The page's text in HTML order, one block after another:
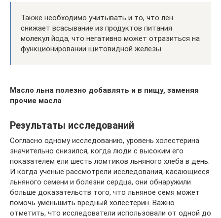
Также необходимо учитывать и то, что лён
снижает всасывание из продуктов питания
молекул йода, что негативно может отразиться на
функционировании щитовидной железы.
Масло льна полезно добавлять и в пищу, заменяя
прочие масла
Результаты исследований
Согласно одному исследованию, уровень холестерина
значительно снизился, когда люди с высоким его
показателем ели шесть ломтиков льняного хлеба в день.
И когда ученые рассмотрели исследования, касающиеся
льняного семени и болезни сердца, они обнаружили
больше доказательств того, что льняное семя может
помочь уменьшить вредный холестерин. Важно
отметить, что исследователи использовали от одной до